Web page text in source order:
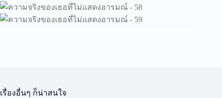
เรื่องอื่นๆ ก็น่าสนใจ